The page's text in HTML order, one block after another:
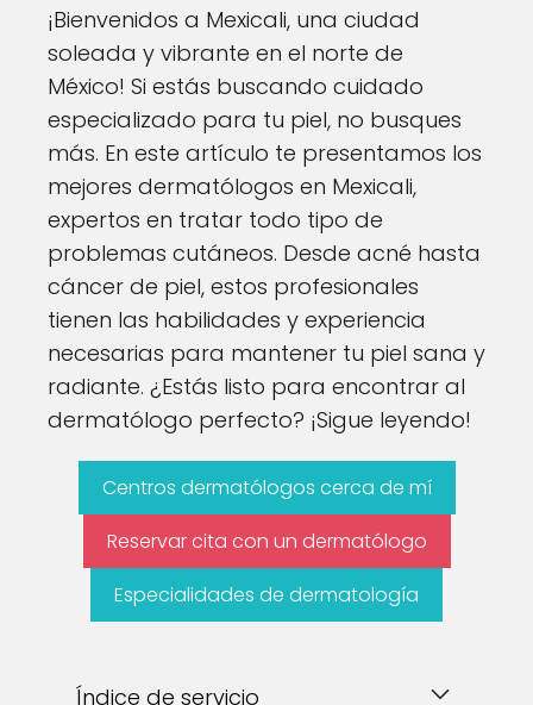
¡Bienvenidos a Mexicali, una ciudad
soleada y vibrante en el norte de
México! Si estás buscando cuidado
especializado para tu piel, no busques
más. En este artículo te presentamos los
mejores dermatólogos en Mexicali,
expertos en tratar todo tipo de
problemas cutáneos. Desde acné hasta
cáncer de piel, estos profesionales
tienen las habilidades y experiencia
necesarias para mantener tu piel sana y
radiante. ¿Estás listo para encontrar al
dermatólogo perfecto? ¡Sigue leyendo!
Centros dermatólogos cerca de mí
Reservar cita con un dermatólogo
Especialidades de dermatología
Índice de servicio